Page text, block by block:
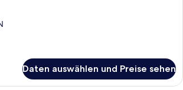
Daten auswählen und Preise sehen